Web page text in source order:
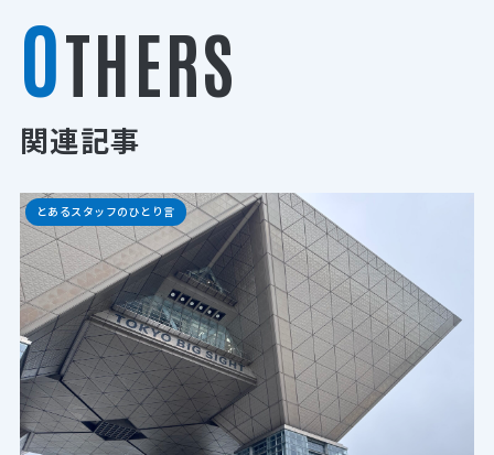
OTHERS
関連記事
とあるスタッフのひとり言